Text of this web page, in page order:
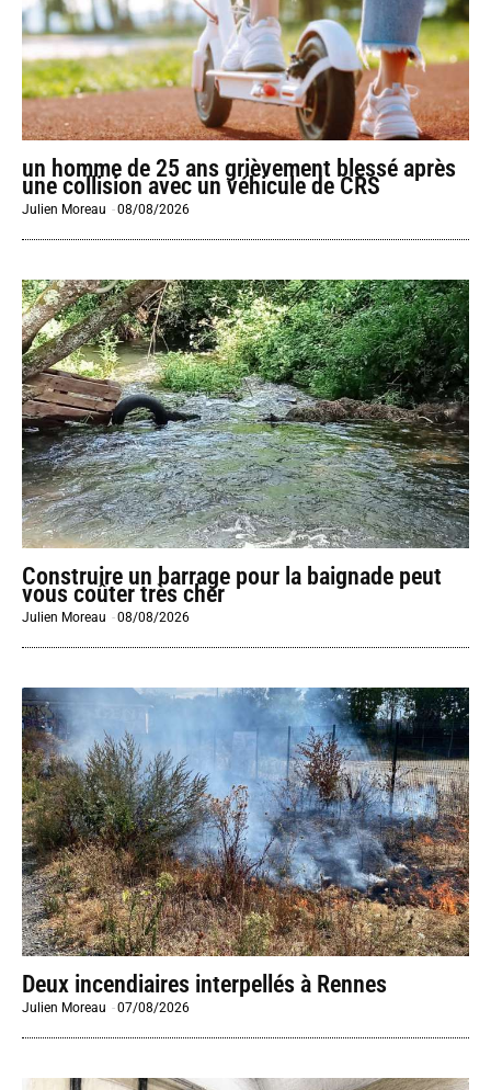
un homme de 25 ans grièvement blessé après
une collision avec un véhicule de CRS
Julien Moreau -08/08/2026
Construire un barrage pour la baignade peut
vous coûter très cher
Julien Moreau -08/08/2026
Deux incendiaires interpellés à Rennes
Julien Moreau -07/08/2026